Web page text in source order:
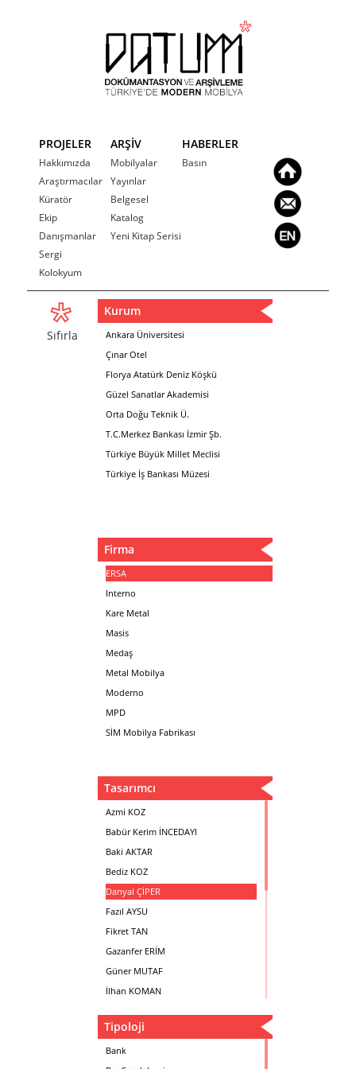
PROJELER
Hakkımızda
Araştırmacılar
Küratör
Ekip
Danışmanlar
Sergi
Kolokyum
ARŞİV
Mobilyalar
Yayınlar
Belgesel
Katalog
Yeni Kitap Serisi
HABERLER
Basın
Sıfırla
Kurum
Ankara Üniversitesi
Çınar Otel
Florya Atatürk Deniz Köşkü
Güzel Sanatlar Akademisi
Orta Doğu Teknik Ü.
T.C.Merkez Bankası İzmir Şb.
Türkiye Büyük Millet Meclisi
Türkiye İş Bankası Müzesi
Firma
ERSA
Interno
Kare Metal
Masis
Medaş
Metal Mobilya
Moderno
MPD
SİM Mobilya Fabrikası
Tasarımcı
Azmi KOZ
Babür Kerim İNCEDAYI
Baki AKTAR
Bediz KOZ
Danyal ÇİPER
Fazıl AYSU
Fikret TAN
Gazanfer ERİM
Güner MUTAF
İlhan KOMAN
Metin Atabey ATA
Minas BOYACIYAN
Tipoloji
Bank